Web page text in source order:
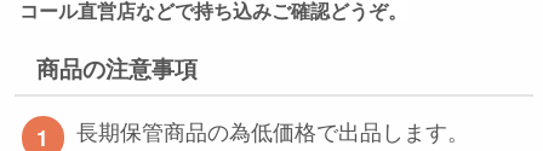
コール直営店などで持ち込みご確認どうぞ。
商品の注意事項
長期保管商品の為低価格で出品します。